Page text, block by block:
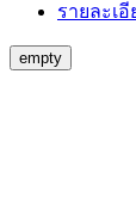
รายละเ
empty